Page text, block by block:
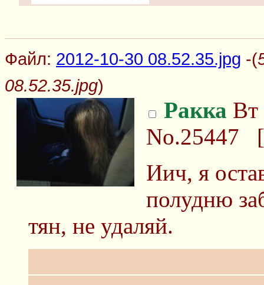
Файл: 2012-10-30 08.52.35.jpg -(
08.52.35.jpg)
Ракка Вт
No.25447 [
Иич, я
полудню
тян, не удаляй.